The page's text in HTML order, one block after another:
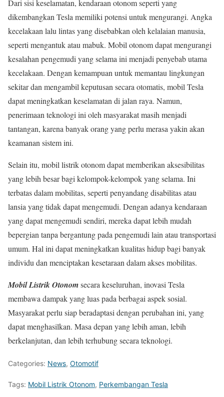
Dari sisi keselamatan, kendaraan otonom seperti yang
dikembangkan Tesla memiliki potensi untuk mengurangi. Angka
kecelakaan lalu lintas yang disebabkan oleh kelalaian manusia,
seperti mengantuk atau mabuk. Mobil otonom dapat mengurangi
kesalahan pengemudi yang selama ini menjadi penyebab utama
kecelakaan. Dengan kemampuan untuk memantau lingkungan
sekitar dan mengambil keputusan secara otomatis, mobil Tesla
dapat meningkatkan keselamatan di jalan raya. Namun,
penerimaan teknologi ini oleh masyarakat masih menjadi
tantangan, karena banyak orang yang perlu merasa yakin akan
keamanan sistem ini.
Selain itu, mobil listrik otonom dapat memberikan aksesibilitas
yang lebih besar bagi kelompok-kelompok yang selama. Ini
terbatas dalam mobilitas, seperti penyandang disabilitas atau
lansia yang tidak dapat mengemudi. Dengan adanya kendaraan
yang dapat mengemudi sendiri, mereka dapat lebih mudah
bepergian tanpa bergantung pada pengemudi lain atau transportasi
umum. Hal ini dapat meningkatkan kualitas hidup bagi banyak
individu dan menciptakan kesetaraan dalam akses mobilitas.
Mobil Listrik Otonomsecara keseluruhan, inovasi Tesla
membawa dampak yang luas pada berbagai aspek sosial.
Masyarakat perlu siap beradaptasi dengan perubahan ini, yang
dapat menghasilkan. Masa depan yang lebih aman, lebih
berkelanjutan, dan lebih terhubung secara teknologi.
Categories: News, Otomotif
Tags: Mobil Listrik Otonom, Perkembangan Tesla